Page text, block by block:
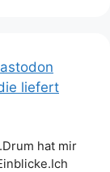
liefert
hat mir